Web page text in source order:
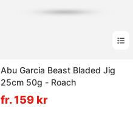
Abu Garcia Beast Bladed Jig
25cm 50g - Roach
fr. 159 kr